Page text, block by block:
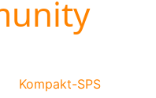
Kompakt-SPS